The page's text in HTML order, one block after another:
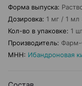
Форма выпуска:
Дозировка: 1 мг / 1 мл
Кол-во в упаковке: 1
Производитель: Фарм-
МНН: Ибандроновая